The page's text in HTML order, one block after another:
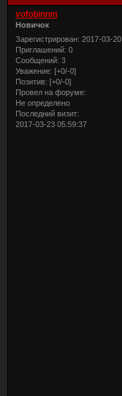
vofobinnm
Новичок
Зарегистрирован: 2017-03-20
Приглашений: 0
Сообщений: 3
Уважение: [+0/-0]
Позитив: [+0/-0]
Провел на форуме:
Не определено
Последний визит:
2017-03-23 05:59:37